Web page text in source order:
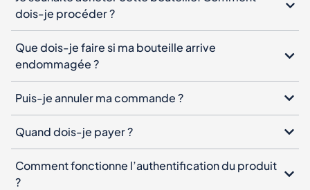
dois-je procéder ?
Que dois-je faire si ma bouteille arrive
endommagée ?
Puis-je annuler ma commande ?
Quand dois-je payer ?
Comment fonctionne l’authentification du produit
?